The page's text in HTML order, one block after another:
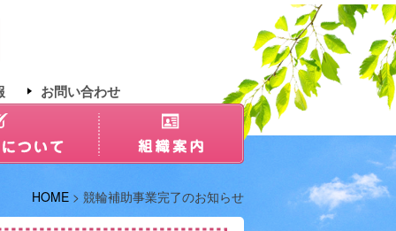
お問い合わせ
HOME > 競輪補助事業完了のお知らせ